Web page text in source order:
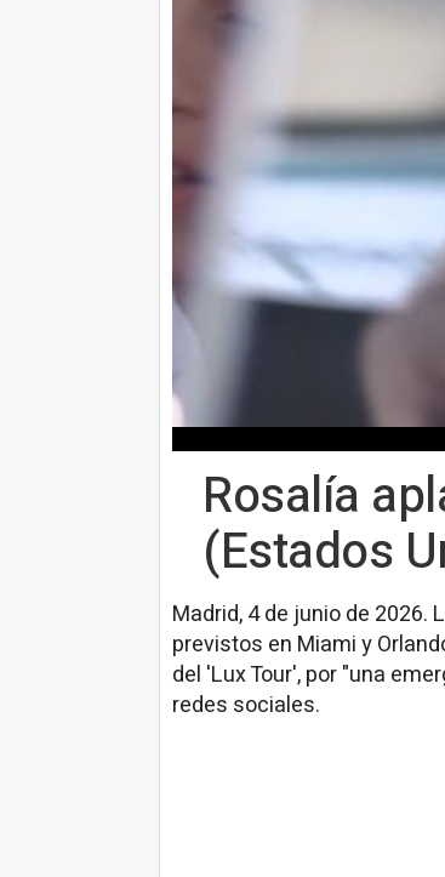
Rosalía
(Estados
Madrid, 4 de junio de
previstos en Miami y
del 'Lux Tour', por "una
redes sociales.